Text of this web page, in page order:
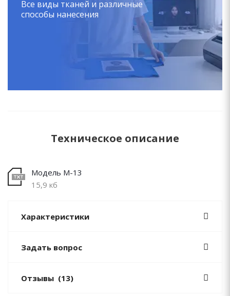
Все виды тканей и различные
способы нанесения
Техническое описание
Модель М-13
15,9 кб
Характеристики
Задать вопрос
Отзывы (13)